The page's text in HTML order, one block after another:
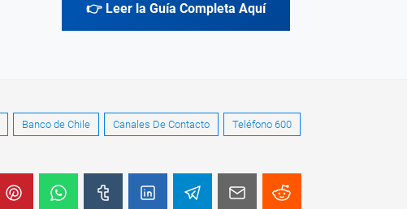
👉 Leer la Guía Completa Aquí
Banco de Chile Canales De Contacto Teléfono 600